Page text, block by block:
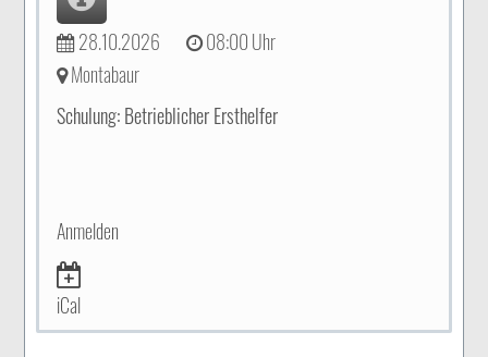
28.10.2026 08:00 Uhr
Montabaur
Schulung: Betrieblicher Ersthelfer
Anmelden
iCal